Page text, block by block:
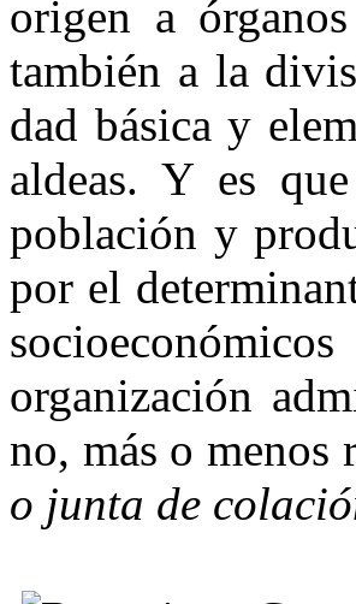
origen a
también a la
dad básica y
aldeas. Y es
población y
por el
organiza­ción
no, más o menos
o junta de